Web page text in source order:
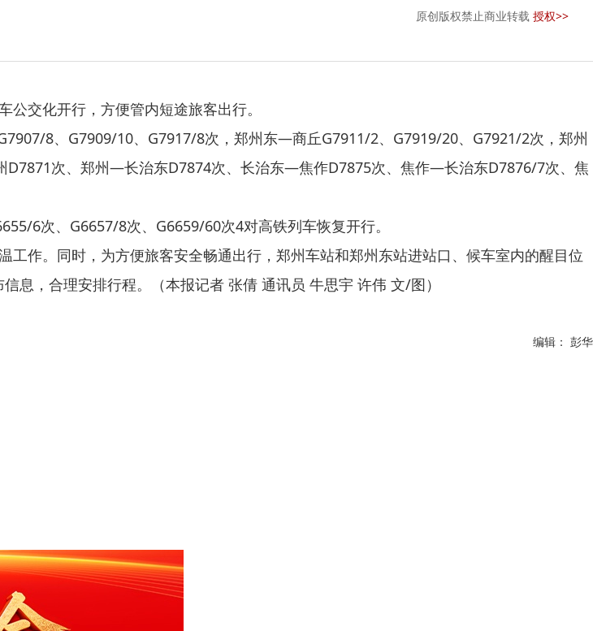
原创版权禁止商业转载 授权>>
交化开行，方便管内短途旅客出行。
8、G7909/10、G7917/8次，郑州东—商丘G7911/2、G7919/20、G7921/2次，郑州
次、郑州—长治东D7874次、长治东—焦作D7875次、焦作—长治东D7876/7次、焦
6次、G6657/8次、G6659/60次4对高铁列车恢复开行。
作。同时，为方便旅客安全畅通出行，郑州车站和郑州东站进站口、候车室内的醒目位
息，合理安排行程。（本报记者 张倩 通讯员 牛思宇 许伟 文/图）
编辑： 彭华